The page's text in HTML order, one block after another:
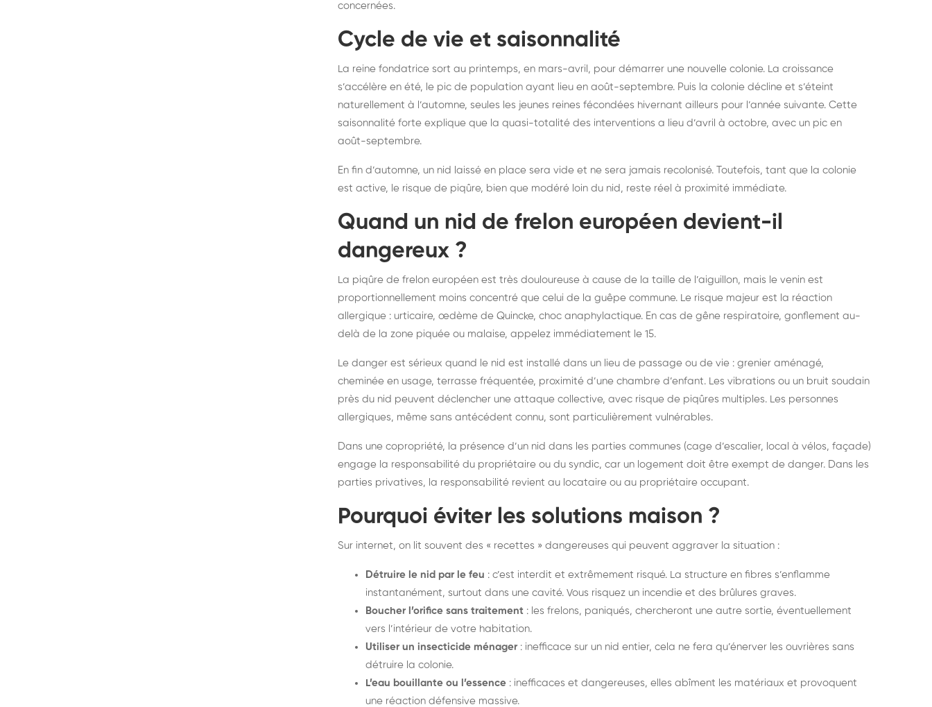
concernées.
Cycle de vie et saisonnalité
La reine fondatrice sort au printemps, en mars-avril, pour démarrer une nouvelle colonie. La croissance
s’accélère en été, le pic de population ayant lieu en août-septembre. Puis la colonie décline et s’éteint
naturellement à l’automne, seules les jeunes reines fécondées hivernant ailleurs pour l’année suivante. Cette
saisonnalité forte explique que la quasi-totalité des interventions a lieu d’avril à octobre, avec un pic en
août-septembre.
En fin d’automne, un nid laissé en place sera vide et ne sera jamais recolonisé. Toutefois, tant que la colonie
est active, le risque de piqûre, bien que modéré loin du nid, reste réel à proximité immédiate.
Quand un nid de frelon européen devient-il
dangereux ?
La piqûre de frelon européen est très douloureuse à cause de la taille de l’aiguillon, mais le venin est
proportionnellement moins concentré que celui de la guêpe commune. Le risque majeur est la réaction
allergique : urticaire, œdème de Quincke, choc anaphylactique. En cas de gêne respiratoire, gonflement au-
delà de la zone piquée ou malaise, appelez immédiatement le 15.
Le danger est sérieux quand le nid est installé dans un lieu de passage ou de vie : grenier aménagé,
cheminée en usage, terrasse fréquentée, proximité d’une chambre d’enfant. Les vibrations ou un bruit soudain
près du nid peuvent déclencher une attaque collective, avec risque de piqûres multiples. Les personnes
allergiques, même sans antécédent connu, sont particulièrement vulnérables.
Dans une copropriété, la présence d’un nid dans les parties communes (cage d’escalier, local à vélos, façade)
engage la responsabilité du propriétaire ou du syndic, car un logement doit être exempt de danger. Dans les
parties privatives, la responsabilité revient au locataire ou au propriétaire occupant.
Pourquoi éviter les solutions maison ?
Sur internet, on lit souvent des « recettes » dangereuses qui peuvent aggraver la situation :
Détruire le nid par le feu : c’est interdit et extrêmement risqué. La structure en fibres s’enflamme
instantanément, surtout dans une cavité. Vous risquez un incendie et des brûlures graves.
Boucher l’orifice sans traitement : les frelons, paniqués, chercheront une autre sortie, éventuellement
vers l’intérieur de votre habitation.
Utiliser un insecticide ménager : inefficace sur un nid entier, cela ne fera qu’énerver les ouvrières sans
détruire la colonie.
L’eau bouillante ou l’essence : inefficaces et dangereuses, elles abîment les matériaux et provoquent
une réaction défensive massive.